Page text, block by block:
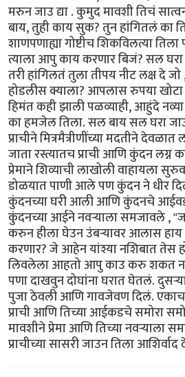
मरुन जाउ द्या . कुमुद मावशी तिचं
बाय, तुही काय सुक? तुन हांगितलं का
शाणपणाह्या गोष्टीच शिकविलत्या
त्याला आपु काय करणार बिजं? सल
तरी हांगिलतं तुला तीपय नीट लक्ष दे
होडलीस क्याला? आपलास रुपया
हिमंत कही झाली पळव्याही, आहुंदे
का हमजेल तिला. सल बाय सल घरा
प्राचीने मित्रमैत्रीणींच्या मदतीने
जाता रस्त्यातच प्राची आणि कुंदन
प्रेमाने शिव्याची लाखोली वाहायला
डोळयात पाणी आले पण कुंदन ने धीर
कुंदनच्या घरी आली आणि कुंदनचे
कुंदनच्या आईने नवर्‍याला समजावले ,
करुन हीला घेउन उंबर्‍यावर आलास
करणार? जे आहेन यांश्या नशिबात तेस
लिवलेला आहतो आपु काउ करु शकत
पणा दाखवुन दोघांना घरात घेतलं.
पुजा ठेवली आणि गावजेवण दिलं.
प्राची आणि तिच्या आईकडचे समोरा
मावशीने प्रेमा आणि तिच्या
प्राचीच्या सासरी जाउन तिला